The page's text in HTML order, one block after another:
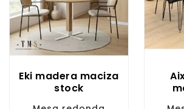
Eki madera maciza
stock